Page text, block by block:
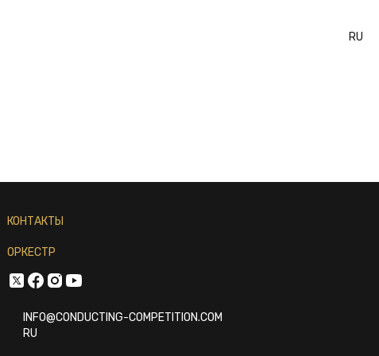
RU
КОНТАКТЫ
ОРКЕСТР
INFO@CONDUCTING-COMPETITION.COM
RU